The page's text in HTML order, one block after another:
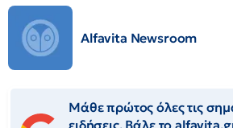
Alfavita Newsroom
Μάθε πρώτος όλες τις
ειδήσεις. Βάλε το